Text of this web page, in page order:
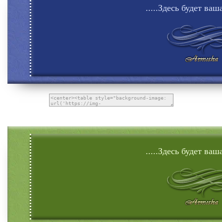
.....Здесь будет
.....Здесь будет